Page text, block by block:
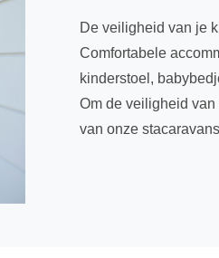
De veiligheid van je
Comfortabele
kinderstoel,
Om de veiligheid
van onze